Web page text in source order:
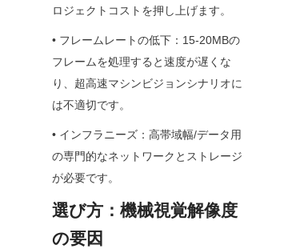
ロジェクトコストを押し上げます。
• フレームレートの低下：15-20MBの
フレームを処理すると速度が遅くな
り、超高速マシンビジョンシナリオに
は不適切です。
• インフラニーズ：高帯域幅/データ用
の専門的なネットワークとストレージ
が必要です。
選び方：機械視覚解像度
の要因